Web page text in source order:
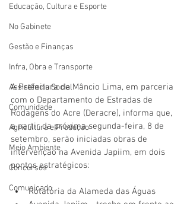
Educação, Cultura e Esporte
No Gabinete
Gestão e Finanças
Infra, Obra e Transporte
Assistência Social
Comunidade
Agricultura e Produção
Meio Ambiente
Concursos
Comunicado
A Prefeitura de Mâncio Lima, em parceria
com o Departamento de Estradas de
Rodagens do Acre (Deracre), informa que,
a partir da próxima segunda-feira, 8 de
setembro, serão iniciadas obras de
intervenção na Avenida Japiim, em dois
pontos estratégicos:
Rotatória da Alameda das Águas